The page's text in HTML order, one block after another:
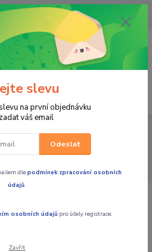
0,00 CZK
DÍLY MX MOTORKY
FILTRY
DT1 Filtr vzduchový - GasGas
+ EC250 + EC300 + FSE450 +
- GasGas MX125 +
FSE450SM
slevu
na první objednávku
váš email
Odeslat
dlepodmínek zpracování osobních
údajů.
osobních údajů pro účely registrace.
Zavřít